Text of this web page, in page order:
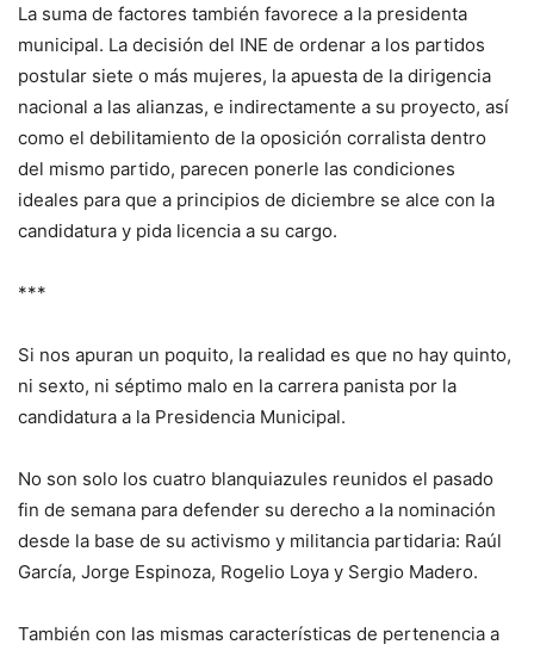
La suma de factores también favorece a la presidenta
municipal. La decisión del INE de ordenar a los partidos
postular siete o más mujeres, la apuesta de la dirigencia
nacional a las alianzas, e indirectamente a su proyecto, así
como el debilitamiento de la oposición corralista dentro
del mismo partido, parecen ponerle las condiciones
ideales para que a principios de diciembre se alce con la
candidatura y pida licencia a su cargo.
***
Si nos apuran un poquito, la realidad es que no hay quinto,
ni sexto, ni séptimo malo en la carrera panista por la
candidatura a la Presidencia Municipal.
No son solo los cuatro blanquiazules reunidos el pasado
fin de semana para defender su derecho a la nominación
desde la base de su activismo y militancia partidaria: Raúl
García, Jorge Espinoza, Rogelio Loya y Sergio Madero.
También con las mismas características de pertenencia a